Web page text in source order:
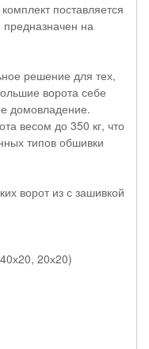
поставляется
на
решение для тех,
ворота себе
домовладение.
весом до 350 кг, что
типов обшивки
ворот из с зашивкой
20х20)